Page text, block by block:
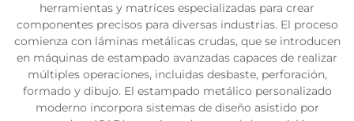
herramientas y matrices especializadas para crear
componentes precisos para diversas industrias. El proceso
comienza con láminas metálicas crudas, que se introducen
en máquinas de estampado avanzadas capaces de realizar
múltiples operaciones, incluidas desbaste, perforación,
formado y dibujo. El estampado metálico personalizado
moderno incorpora sistemas de diseño asistido por